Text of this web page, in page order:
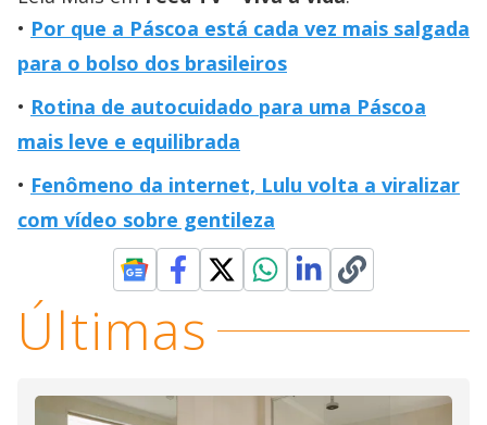
Por que a Páscoa está cada vez mais salgada
para o bolso dos brasileiros
Rotina de autocuidado para uma Páscoa
mais leve e equilibrada
Fenômeno da internet, Lulu volta a viralizar
com vídeo sobre gentileza
Últimas